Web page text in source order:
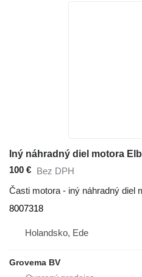
100 € Bez DPH
Časti motora - iný náhradný diel
8007318
Holandsko, Ede
Grovema BV